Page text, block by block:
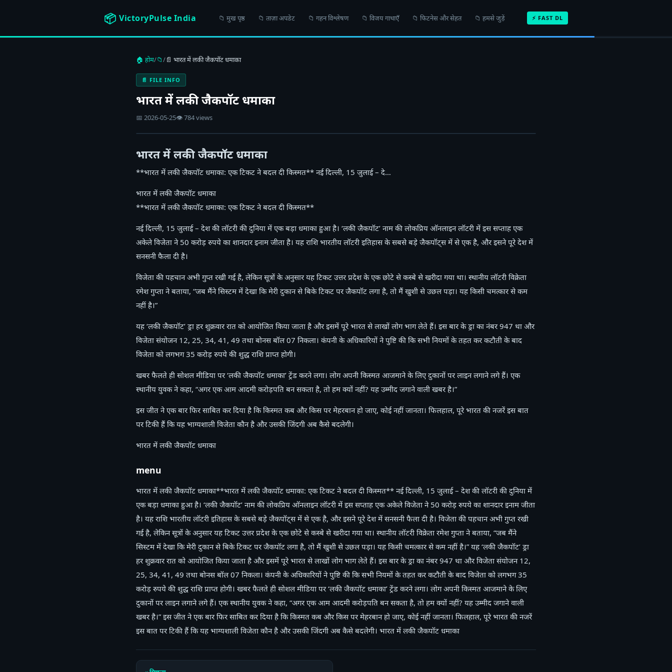
📦 VictoryPulse India 📁 मुख पृष्ठ 📁 ताज़ा अपडेट 📁 गहन विश्लेषण 📁 विजय गाथाएँ 📁 फिटनेस और सेहत 📁 हमसे जुड़ें ⚡ FAST DL
🏠 होम/📁/📄 भारत में लकी जैकपॉट धमाका
📄 FILE INFO
भारत में लकी जैकपॉट धमाका
📅 2026-05-25👁 784 views
भारत में लकी जैकपॉट धमाका
**भारत में लकी जैकपॉट धमाका: एक टिकट ने बदल दी किस्मत** नई दिल्ली, 15 जुलाई – दे…
भारत में लकी जैकपॉट धमाका
**भारत में लकी जैकपॉट धमाका: एक टिकट ने बदल दी किस्मत**
नई दिल्ली, 15 जुलाई – देश की लॉटरी की दुनिया में एक बड़ा धमाका हुआ है। ‘लकी जैकपॉट’ नाम की लोकप्रिय ऑनलाइन लॉटरी में इस सप्ताह एक
अकेले विजेता ने 50 करोड़ रुपये का शानदार इनाम जीता है। यह राशि भारतीय लॉटरी इतिहास के सबसे बड़े जैकपॉट्स में से एक है, और इसने पूरे देश में
सनसनी फैला दी है।
विजेता की पहचान अभी गुप्त रखी गई है, लेकिन सूत्रों के अनुसार यह टिकट उत्तर प्रदेश के एक छोटे से कस्बे से खरीदा गया था। स्थानीय लॉटरी विक्रेता
रमेश गुप्ता ने बताया, “जब मैंने सिस्टम में देखा कि मेरी दुकान से बिके टिकट पर जैकपॉट लगा है, तो मैं खुशी से उछल पड़ा। यह किसी चमत्कार से कम
नहीं है।”
यह ‘लकी जैकपॉट’ ड्रा हर शुक्रवार रात को आयोजित किया जाता है और इसमें पूरे भारत से लाखों लोग भाग लेते हैं। इस बार के ड्रा का नंबर 947 था और
विजेता संयोजन 12, 25, 34, 41, 49 तथा बोनस बॉल 07 निकला। कंपनी के अधिकारियों ने पुष्टि की कि सभी नियमों के तहत कर कटौती के बाद
विजेता को लगभग 35 करोड़ रुपये की शुद्ध राशि प्राप्त होगी।
खबर फैलते ही सोशल मीडिया पर ‘लकी जैकपॉट धमाका’ ट्रेंड करने लगा। लोग अपनी किस्मत आजमाने के लिए दुकानों पर लाइन लगाने लगे हैं। एक
स्थानीय युवक ने कहा, “अगर एक आम आदमी करोड़पति बन सकता है, तो हम क्यों नहीं? यह उम्मीद जगाने वाली खबर है।”
इस जीत ने एक बार फिर साबित कर दिया है कि किस्मत कब और किस पर मेहरबान हो जाए, कोई नहीं जानता। फिलहाल, पूरे भारत की नजरें इस बात
पर टिकी हैं कि यह भाग्यशाली विजेता कौन है और उसकी जिंदगी अब कैसे बदलेगी।
भारत में लकी जैकपॉट धमाका
menu
भारत में लकी जैकपॉट धमाका**भारत में लकी जैकपॉट धमाका: एक टिकट ने बदल दी किस्मत** नई दिल्ली, 15 जुलाई – देश की लॉटरी की दुनिया में
एक बड़ा धमाका हुआ है। ‘लकी जैकपॉट’ नाम की लोकप्रिय ऑनलाइन लॉटरी में इस सप्ताह एक अकेले विजेता ने 50 करोड़ रुपये का शानदार इनाम जीता
है। यह राशि भारतीय लॉटरी इतिहास के सबसे बड़े जैकपॉट्स में से एक है, और इसने पूरे देश में सनसनी फैला दी है। विजेता की पहचान अभी गुप्त रखी
गई है, लेकिन सूत्रों के अनुसार यह टिकट उत्तर प्रदेश के एक छोटे से कस्बे से खरीदा गया था। स्थानीय लॉटरी विक्रेता रमेश गुप्ता ने बताया, “जब मैंने
सिस्टम में देखा कि मेरी दुकान से बिके टिकट पर जैकपॉट लगा है, तो मैं खुशी से उछल पड़ा। यह किसी चमत्कार से कम नहीं है।” यह ‘लकी जैकपॉट’ ड्रा
हर शुक्रवार रात को आयोजित किया जाता है और इसमें पूरे भारत से लाखों लोग भाग लेते हैं। इस बार के ड्रा का नंबर 947 था और विजेता संयोजन 12,
25, 34, 41, 49 तथा बोनस बॉल 07 निकला। कंपनी के अधिकारियों ने पुष्टि की कि सभी नियमों के तहत कर कटौती के बाद विजेता को लगभग 35
करोड़ रुपये की शुद्ध राशि प्राप्त होगी। खबर फैलते ही सोशल मीडिया पर ‘लकी जैकपॉट धमाका’ ट्रेंड करने लगा। लोग अपनी किस्मत आजमाने के लिए
दुकानों पर लाइन लगाने लगे हैं। एक स्थानीय युवक ने कहा, “अगर एक आम आदमी करोड़पति बन सकता है, तो हम क्यों नहीं? यह उम्मीद जगाने वाली
खबर है।” इस जीत ने एक बार फिर साबित कर दिया है कि किस्मत कब और किस पर मेहरबान हो जाए, कोई नहीं जानता। फिलहाल, पूरे भारत की नजरें
इस बात पर टिकी हैं कि यह भाग्यशाली विजेता कौन है और उसकी जिंदगी अब कैसे बदलेगी। भारत में लकी जैकपॉट धमाका